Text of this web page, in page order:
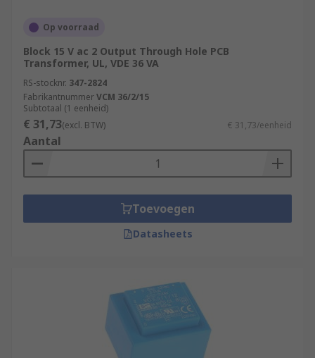
Op voorraad
Block 15 V ac 2 Output Through Hole PCB
Transformer, UL, VDE 36 VA
RS-stocknr. 347-2824
FabrikantnummerVCM 36/2/15
Subtotaal (1 eenheid)
€ 31,73(excl. BTW) € 31,73/eenheid
Aantal
Toevoegen
Datasheets